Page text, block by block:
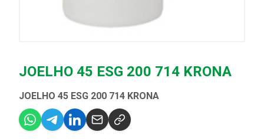
JOELHO 45 ESG 200 714 KRONA
JOELHO 45 ESG 200 714 KRONA